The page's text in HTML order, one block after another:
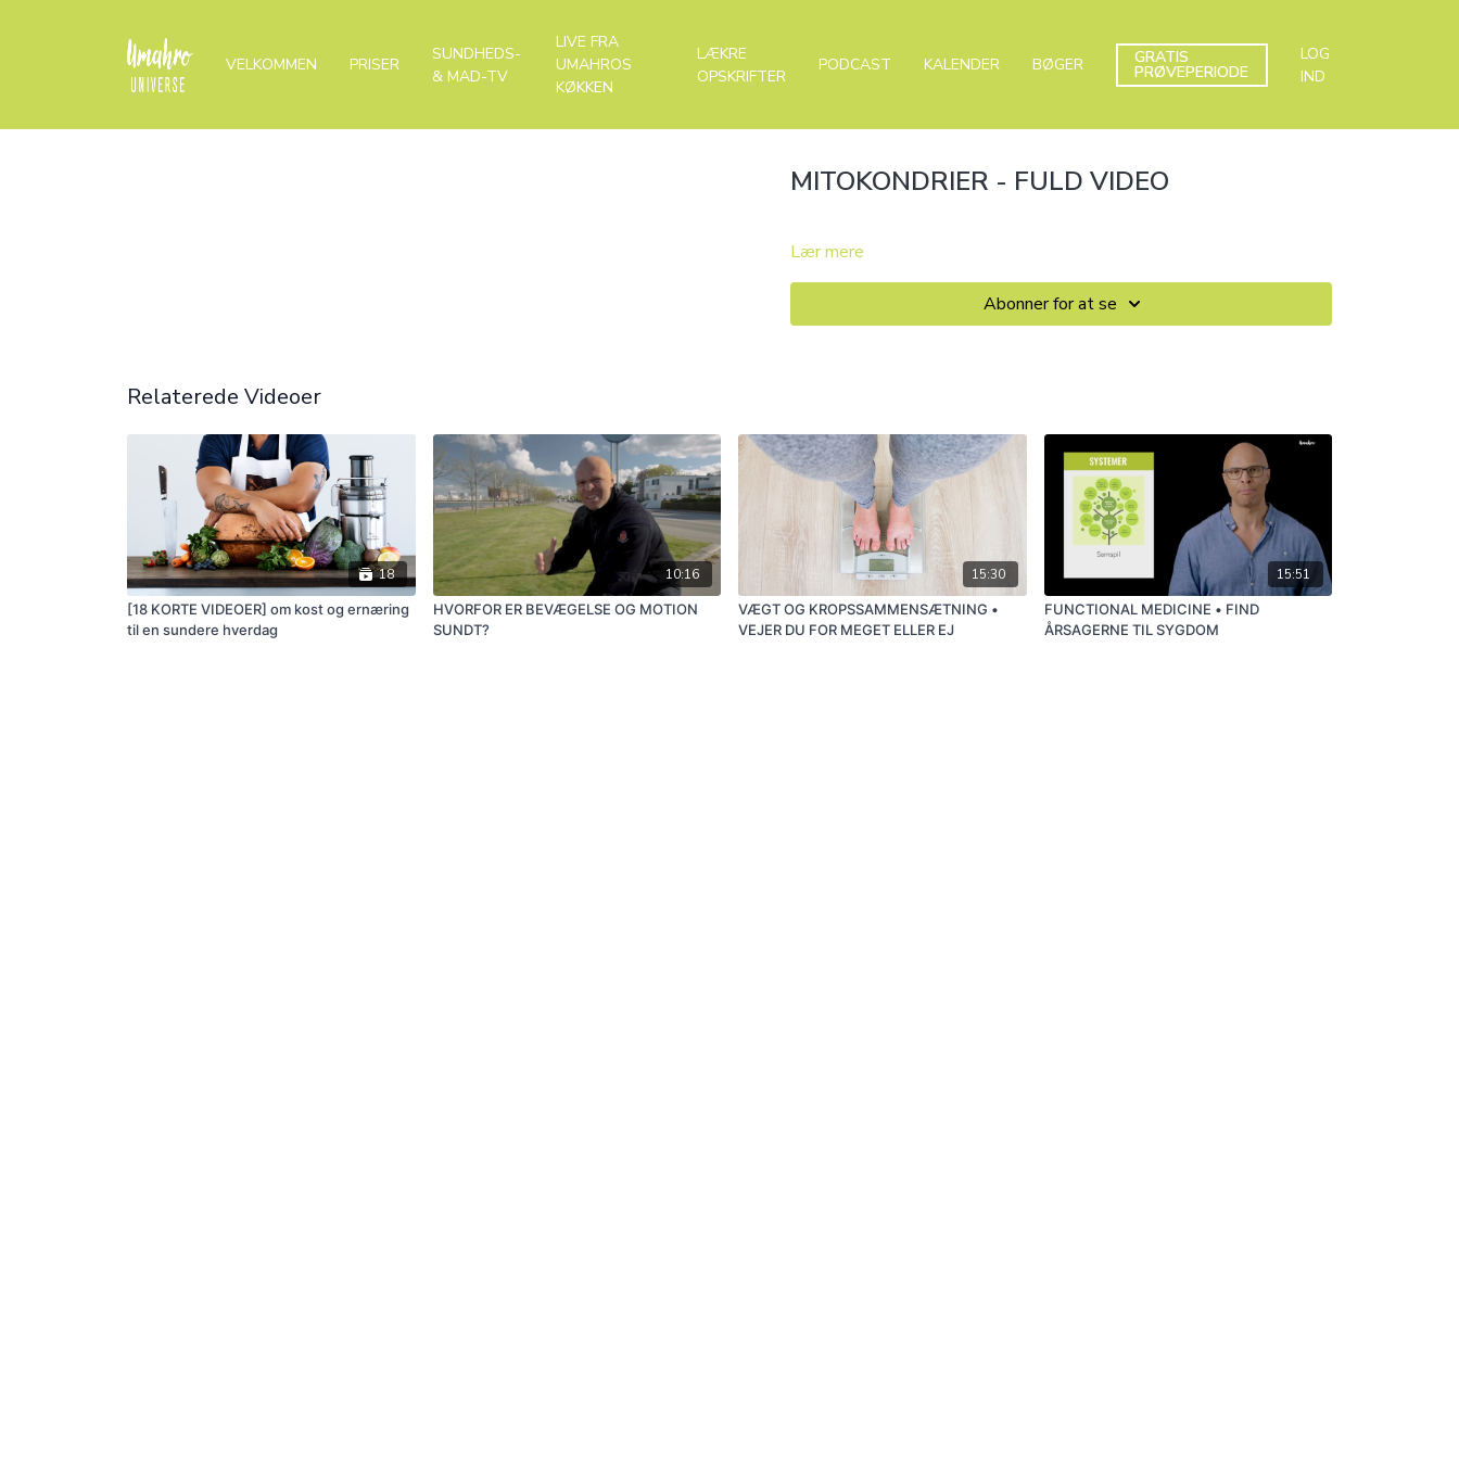
VELKOMMEN PRISER
SUNDHEDS-
& MAD-TV
LIVE FRA
UMAHROS
KØKKEN
LÆKRE
OPSKRIFTER
PODCAST KALENDER BØGER GRATIS
PRØVEPERIODE
LOG
IND
MITOKONDRIER - FULD VIDEO
Lær mere
Abonner for at se
Relaterede Videoer
18
[18 KORTE VIDEOER] om kost og ernæring
til en sundere hverdag
10:16
HVORFOR ER BEVÆGELSE OG MOTION
SUNDT?
15:30
VÆGT OG KROPSSAMMENSÆTNING •
VEJER DU FOR MEGET ELLER EJ
15:51
FUNCTIONAL MEDICINE • FIND
ÅRSAGERNE TIL SYGDOM